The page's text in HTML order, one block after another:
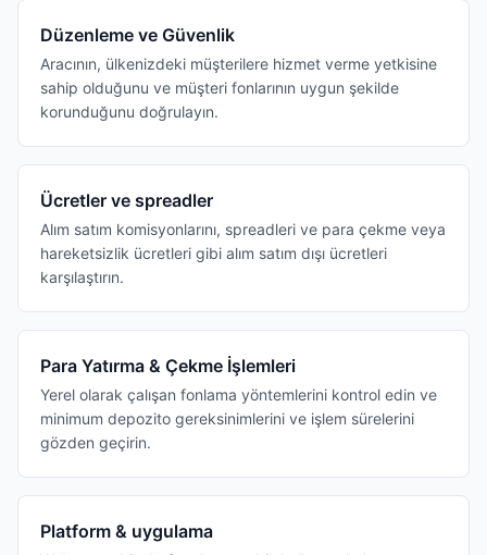
Düzenleme ve Güvenlik
Aracının, ülkenizdeki müşterilere hizmet verme yetkisine
sahip olduğunu ve müşteri fonlarının uygun şekilde
korunduğunu doğrulayın.
Ücretler ve spreadler
Alım satım komisyonlarını, spreadleri ve para çekme veya
hareketsizlik ücretleri gibi alım satım dışı ücretleri
karşılaştırın.
Para Yatırma & Çekme İşlemleri
Yerel olarak çalışan fonlama yöntemlerini kontrol edin ve
minimum depozito gereksinimlerini ve işlem sürelerini
gözden geçirin.
Platform & uygulama